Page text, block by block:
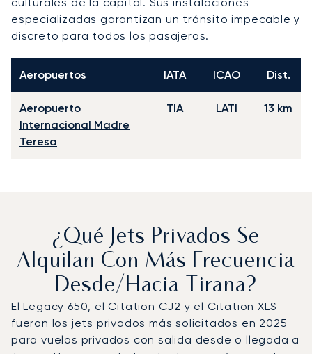
especializadas garantizan un tránsito impecable y
discreto para todos los pasajeros.
Aeropuertos IATA ICAO Dist.
Aeropuerto
Internacional Madre
Teresa
TIA LATI 13 km
¿Qué Jets Privados Se
Alquilan Con Más Frecuencia
Desde/hacia Tirana?
El Legacy 650, el Citation CJ2 y el Citation XLS
fueron los jets privados más solicitados en 2025
para vuelos privados con salida desde o llegada a